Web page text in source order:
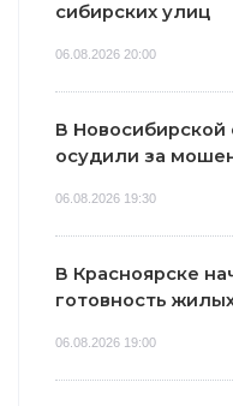
сибирских улиц
06.08.2026 20:00
В Новосибирской
осудили за
06.08.2026 19:30
В Красноярске
готовность
06.08.2026 19:00